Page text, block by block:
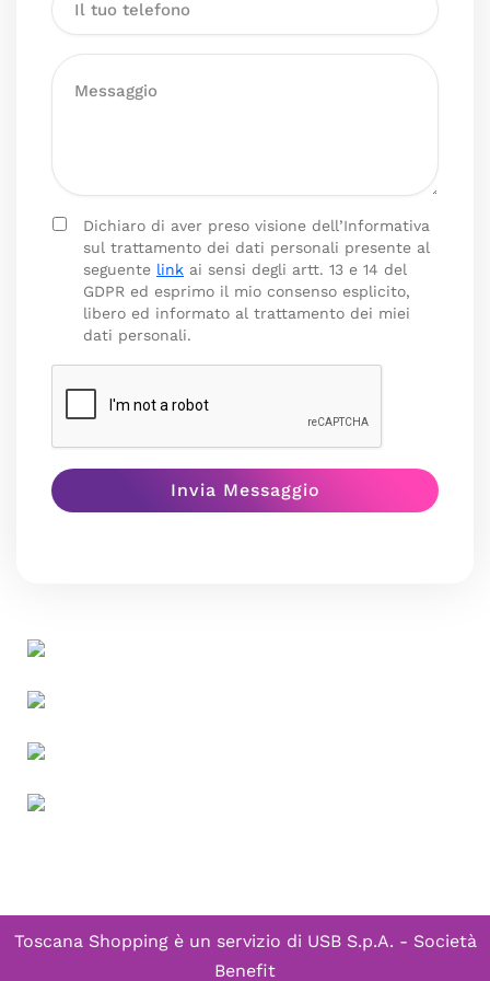
Dichiaro di aver preso visione dell’Informativa
sul trattamento dei dati personali presente al
seguente link ai sensi degli artt. 13 e 14 del
GDPR ed esprimo il mio consenso esplicito,
libero ed informato al trattamento dei miei
dati personali.
Toscana Shopping è un servizio di USB S.p.A. - Società
Benefit